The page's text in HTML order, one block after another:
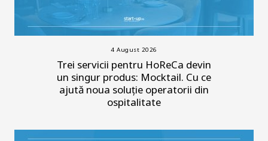
4 August 2026
Trei servicii pentru HoReCa devin
un singur produs: Mocktail. Cu ce
ajută noua soluție operatorii din
ospitalitate